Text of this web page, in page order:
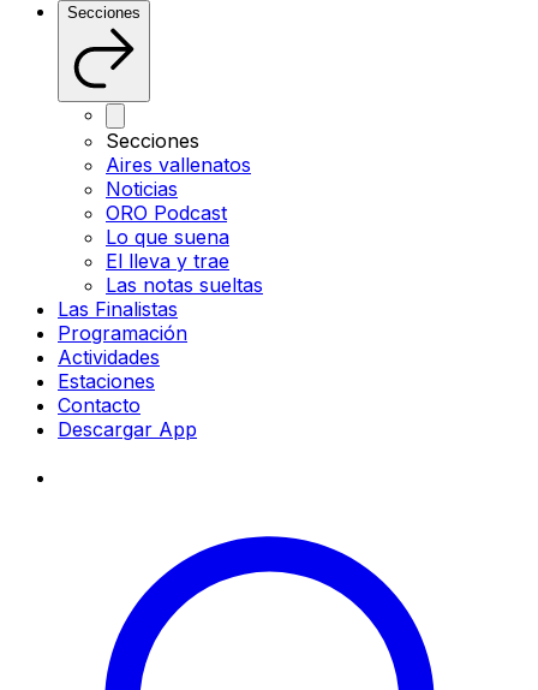
Secciones
Secciones
Aires vallenatos
Noticias
ORO Podcast
Lo que suena
El lleva y trae
Las notas sueltas
Las Finalistas
Programación
Actividades
Estaciones
Contacto
Descargar App